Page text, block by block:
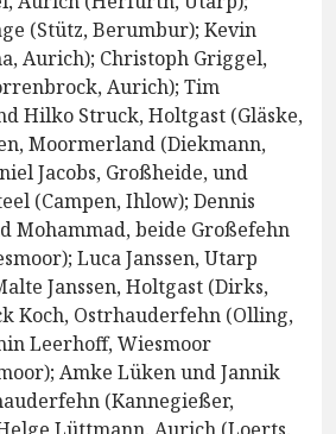
(Stütz, Berumbur); Kevin
Aurich); Christoph Griggel,
Aurich); Tim
Hilko Struck, Holtgast (Gläske,
Moormerland (Diekmann,
Jacobs, Großheide, und
(Campen, Ihlow); Dennis
Mohammad, beide Großefehn
Luca Janssen, Utarp
Janssen, Holtgast (Dirks,
Koch, Ostrhauderfehn (Olling,
Leerhoff, Wiesmoor
Amke Lüken und Jannik
(Kannegießer,